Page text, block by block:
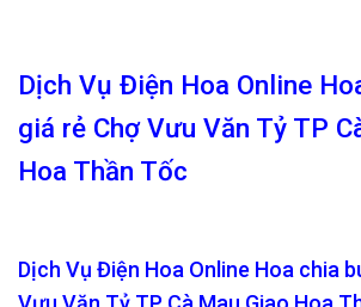
Dịch Vụ Điện Hoa Online
giá rẻ Chợ Vưu Văn Tỷ TP
Hoa Thần Tốc
Dịch Vụ Điện Hoa Online Hoa chia